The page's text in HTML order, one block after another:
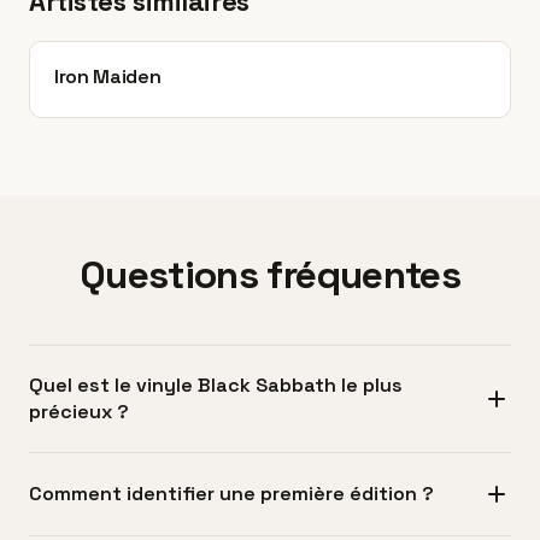
Iron Maiden
Questions fréquentes
Quel est le vinyle Black Sabbath le plus
précieux ?
édition britannique de leur album éponyme sur Vertigo
Comment identifier une première édition ?